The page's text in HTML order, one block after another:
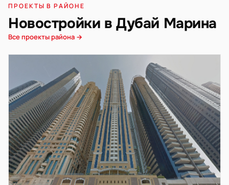
ПРОЕКТЫ В РАЙОНЕ
Новостройки в Дубай Марина
Все проекты района →